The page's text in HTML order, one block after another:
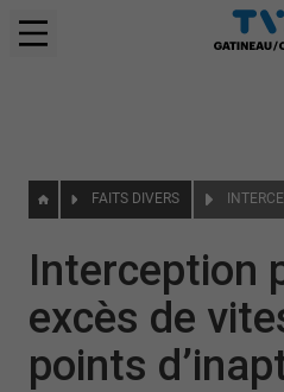
FAITS DIVERS
Interception
excès de
points